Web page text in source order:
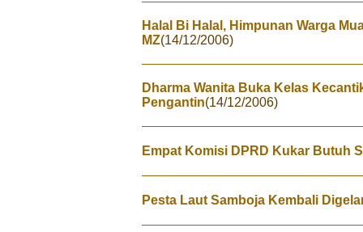
Halal Bi Halal, Himpunan Warga
MZ(14/12/2006)
Dharma Wanita Buka Kelas
Pengantin(14/12/2006)
Empat Komisi DPRD Kukar Butuh
Pesta Laut Samboja Kembali